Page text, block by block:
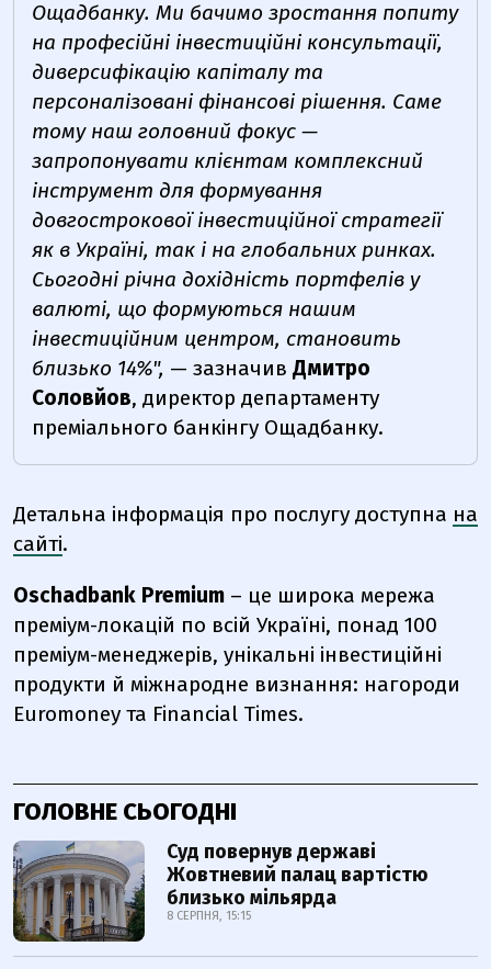
Ощадбанку. Ми бачимо зростання попиту
на професійні інвестиційні консультації,
диверсифікацію капіталу та
персоналізовані фінансові рішення. Саме
тому наш головний фокус —
запропонувати клієнтам комплексний
інструмент для формування
довгострокової інвестиційної стратегії
як в Україні, так і на глобальних ринках.
Сьогодні річна дохідність портфелів у
валюті, що формуються нашим
інвестиційним центром, становить
близько 14%", — зазначив Дмитро
Соловйов, директор департаменту
преміального банкінгу Ощадбанку.
Детальна інформація про послугу доступна на
сайті.
Oschadbank Premium – це широка мережа
преміум-локацій по всій Україні, понад 100
преміум-менеджерів, унікальні інвестиційні
продукти й міжнародне визнання: нагороди
Euromoney та Financial Times.
ГОЛОВНЕ СЬОГОДНІ
Суд повернув державі
Жовтневий палац вартістю
близько мільярда
8 СЕРПНЯ, 15:15